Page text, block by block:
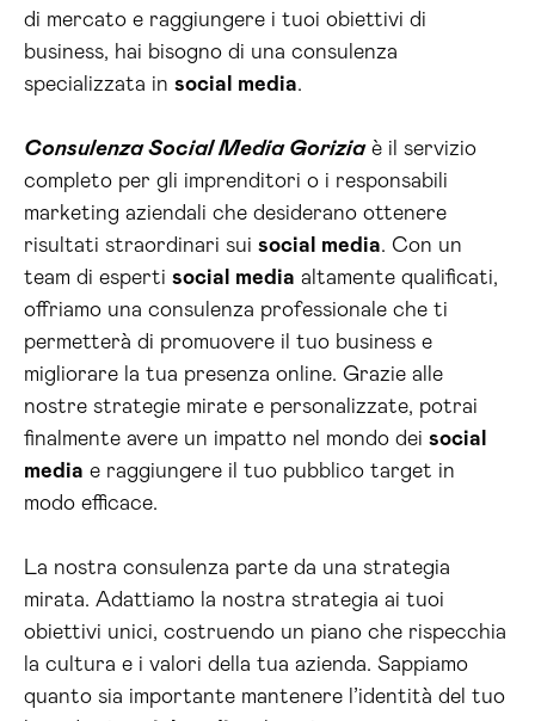
di mercato e raggiungere i tuoi obiettivi di
business, hai bisogno di una consulenza
specializzata in social media.
Consulenza Social Media Goriziaè il servizio
completo per gli imprenditori o i responsabili
marketing aziendali che desiderano ottenere
risultati straordinari sui social media. Con un
team di esperti social media altamente qualificati,
offriamo una consulenza professionale che ti
permetterà di promuovere il tuo business e
migliorare la tua presenza online. Grazie alle
nostre strategie mirate e personalizzate, potrai
finalmente avere un impatto nel mondo dei social
media e raggiungere il tuo pubblico target in
modo efficace.
La nostra consulenza parte da una strategia
mirata. Adattiamo la nostra strategia ai tuoi
obiettivi unici, costruendo un piano che rispecchia
la cultura e i valori della tua azienda. Sappiamo
quanto sia importante mantenere l’identità del tuo